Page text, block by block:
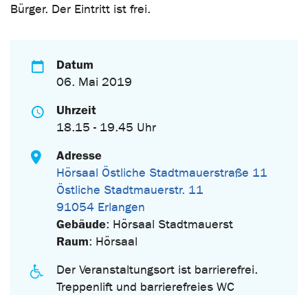
Bürger. Der Eintritt ist frei.
Datum
06. Mai 2019
Uhrzeit
18.15 - 19.45 Uhr
Adresse
Hörsaal Östliche Stadtmauerstraße 11
Östliche Stadtmauerstr. 11
91054 Erlangen
Gebäude: Hörsaal Stadtmauerst
Raum: Hörsaal
Der Veranstaltungsort ist barrierefrei.
Treppenlift und barrierefreies WC